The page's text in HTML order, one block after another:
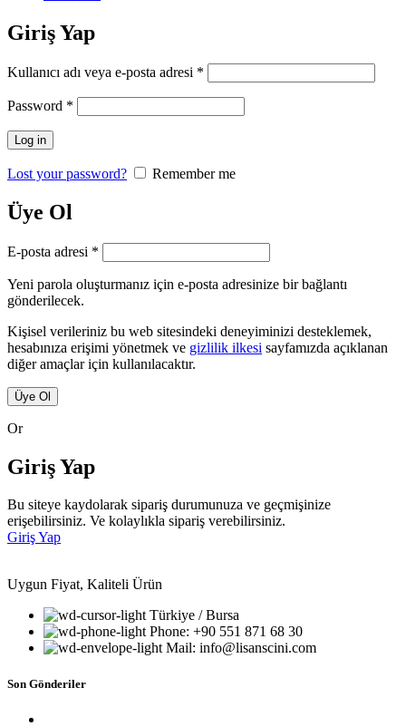
Giriş Yap
Kullanıcı adı veya e-posta adresi *
Password *
Log in
Lost your password? Remember me
Üye Ol
E-posta adresi *
Yeni parola oluşturmanız için e-posta adresinize bir bağlantı
gönderilecek.
Kişisel verileriniz bu web sitesindeki deneyiminizi desteklemek,
hesabınıza erişimi yönetmek ve gizlilik ilkesi sayfamızda açıklanan
diğer amaçlar için kullanılacaktır.
Üye Ol
Or
Giriş Yap
Bu siteye kaydolarak sipariş durumunuza ve geçmişinize
erişebilirsiniz. Ve kolaylıkla sipariş verebilirsiniz.
Giriş Yap
Uygun Fiyat, Kaliteli Ürün
Türkiye / Bursa
Phone: +90 551 871 68 30
Mail: info@lisanscini.com
Son Gönderiler